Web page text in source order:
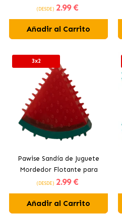
(DESDE) 2.99 €
Añadir al Carrito
3x2
Pawise Sandía de Juguete
Mordedor Flotante para
Perros 10 cm
(DESDE) 2.99 €
Añadir al Carrito